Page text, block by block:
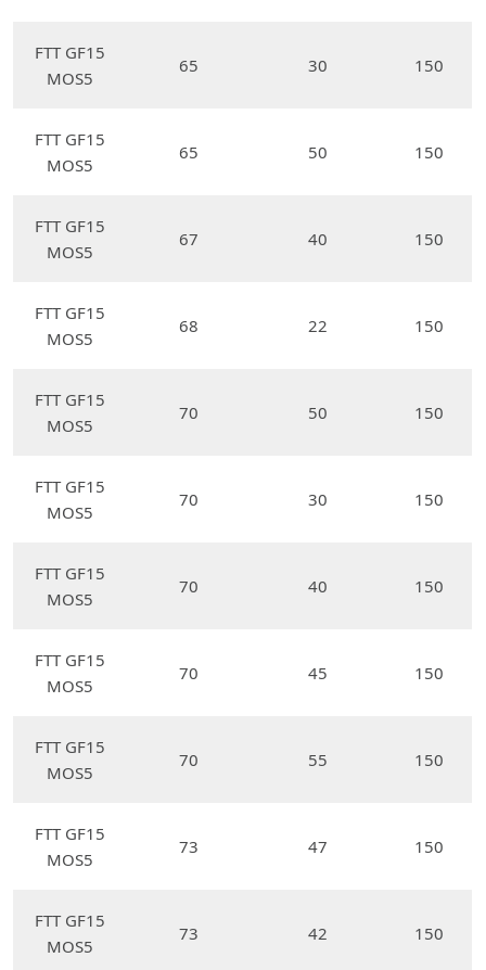
FTT GF15
MOS5
65 30 150
FTT GF15
MOS5
65 50 150
FTT GF15
MOS5
67 40 150
FTT GF15
MOS5
68 22 150
FTT GF15
MOS5
70 50 150
FTT GF15
MOS5
70 30 150
FTT GF15
MOS5
70 40 150
FTT GF15
MOS5
70 45 150
FTT GF15
MOS5
70 55 150
FTT GF15
MOS5
73 47 150
FTT GF15
MOS5
73 42 150